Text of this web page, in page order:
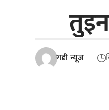
गढी न्यूज